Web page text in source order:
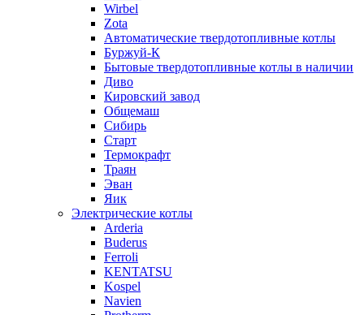
Wirbel
Zota
Автоматические твердотопливные котлы
Буржуй-К
Бытовые твердотопливные котлы в наличии
Диво
Кировский завод
Общемаш
Сибирь
Старт
Термокрафт
Траян
Эван
Яик
Электрические котлы
Arderia
Buderus
Ferroli
KENTATSU
Kospel
Navien